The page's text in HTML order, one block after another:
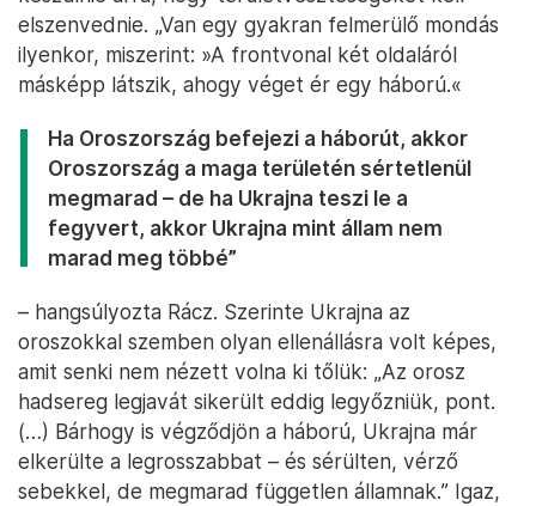
elszenvednie. „Van egy gyakran felmerülő mondás
ilyenkor, miszerint: »A frontvonal két oldaláról
másképp látszik, ahogy véget ér egy háború.«
Ha Oroszország befejezi a háborút, akkor
Oroszország a maga területén sértetlenül
megmarad – de ha Ukrajna teszi le a
fegyvert, akkor Ukrajna mint állam nem
marad meg többé”
– hangsúlyozta Rácz. Szerinte Ukrajna az
oroszokkal szemben olyan ellenállásra volt képes,
amit senki nem nézett volna ki tőlük: „Az orosz
hadsereg legjavát sikerült eddig legyőzniük, pont.
(…) Bárhogy is végződjön a háború, Ukrajna már
elkerülte a legrosszabbat – és sérülten, vérző
sebekkel, de megmarad független államnak.” Igaz,